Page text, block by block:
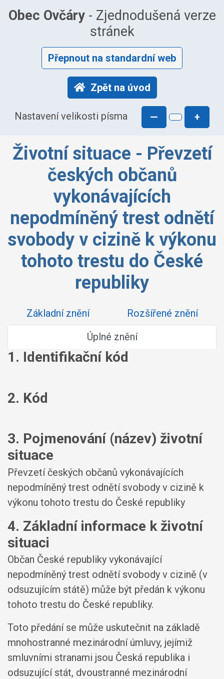
Obec Ovčáry- Zjednodušená verze
stránek
Přepnout na standardní web
Zpět na úvod
Nastavení velikosti písma — +
Životní situace - Převzetí
českých občanů
vykonávajících
nepodmíněný trest odnětí
svobody v cizině k výkonu
tohoto trestu do České
republiky
Základní znění
Rozšířené znění
Úplné znění
1. Identifikační kód
2. Kód
3. Pojmenování (název) životní
situace
Převzetí českých občanů vykonávajících
nepodmíněný trest odnětí svobody v cizině k
výkonu tohoto trestu do České republiky
4. Základní informace k životní
situaci
Občan České republiky vykonávající
nepodmíněný trest odnětí svobody v cizině (v
odsuzujícím státě) může být předán k výkonu
tohoto trestu do České republiky.
Toto předání se může uskutečnit na základě
mnohostranné mezinárodní úmluvy, jejímiž
smluvními stranami jsou Česká republika i
odsuzující stát, dvoustranné mezinárodní